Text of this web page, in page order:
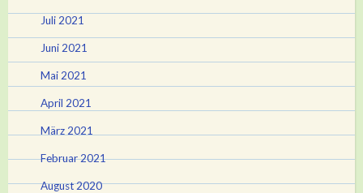
Juli 2021
Juni 2021
Mai 2021
April 2021
März 2021
Februar 2021
August 2020